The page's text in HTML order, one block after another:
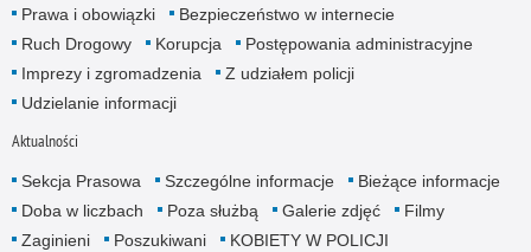
Prawa i obowiązki
Bezpieczeństwo w internecie
Ruch Drogowy
Korupcja
Postępowania administracyjne
Imprezy i zgromadzenia
Z udziałem policji
Udzielanie informacji
Aktualności
Sekcja Prasowa Szczególne informacje
Bieżące informacje
Doba w liczbach
Poza służbą Galerie zdjęć
Filmy
Zaginieni
Poszukiwani KOBIETY W POLICJI